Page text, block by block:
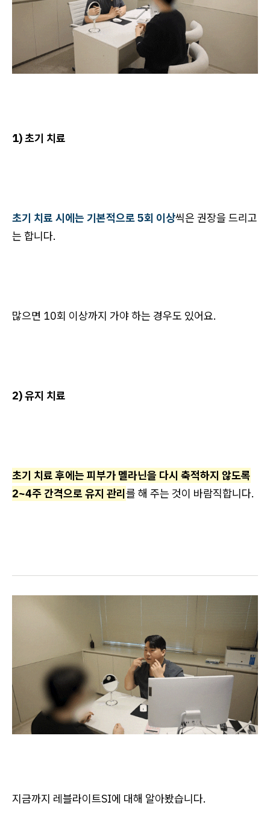
1) 초기 치료
초기 치료 시에는 기본적으로 5회 이상씩은 권장을 드리고
는 합니다.
많으면 10회 이상까지 가야 하는 경우도 있어요.
2) 유지 치료
초기 치료 후에는 피부가 멜라닌을 다시 축적하지 않도록
2~4주 간격으로 유지 관리를 해 주는 것이 바람직합니다.
지금까지 레블라이트SI에 대해 알아봤습니다.